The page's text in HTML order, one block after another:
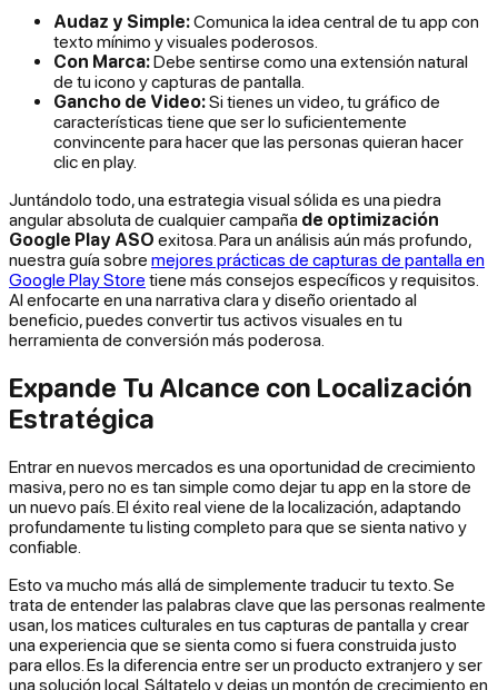
Audaz y Simple:Comunica la idea central de tu app con
texto mínimo y visuales poderosos.
Con Marca:Debe sentirse como una extensión natural
de tu icono y capturas de pantalla.
Gancho de Video:Si tienes un video, tu gráfico de
características tiene que ser lo suficientemente
convincente para hacer que las personas quieran hacer
clic en play.
Juntándolo todo, una estrategia visual sólida es una piedra
angular absoluta de cualquier campaña de optimización
Google Play ASO exitosa. Para un análisis aún más profundo,
nuestra guía sobre mejores prácticas de capturas de pantalla en
Google Play Store tiene más consejos específicos y requisitos.
Al enfocarte en una narrativa clara y diseño orientado al
beneficio, puedes convertir tus activos visuales en tu
herramienta de conversión más poderosa.
Expande Tu Alcance con Localización
Estratégica
Entrar en nuevos mercados es una oportunidad de crecimiento
masiva, pero no es tan simple como dejar tu app en la store de
un nuevo país. El éxito real viene de la localización, adaptando
profundamente tu listing completo para que se sienta nativo y
confiable.
Esto va mucho más allá de simplemente traducir tu texto. Se
trata de entender las palabras clave que las personas realmente
usan, los matices culturales en tus capturas de pantalla y crear
una experiencia que se sienta como si fuera construida justo
para ellos. Es la diferencia entre ser un producto extranjero y ser
una solución local. Sáltatelo y dejas un montón de crecimiento en